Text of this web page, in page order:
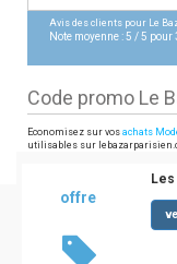
Avis des clients pour Le
Note moyenne :5 /5 pour
Code promo Le
Economisez sur vos achats
utilisables sur
offre